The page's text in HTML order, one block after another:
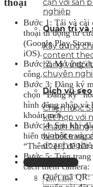
cận với sản
nghiệp
Quản trị và
Xây dựng
content
hàng và đối
chuyên
Dịch vụ
Chiến lược
kết hợp với
khách hàng
website và
doanh
Liên hệ tư vấn
thoại
Bước 1: Tải và cài
thoại di động từ
(Google Play
iOS).
Bước 2: Mở ứng
công.
Bước 3: Đăng ký
chọn “Đăng ký”
hình đăng nhập và
khoản mới.
Bước 4: Sau khi
hiển thị một trang
“Thêm” (+) để bắt
Bước 5: Trên
cách thêm camera:
Quét mã